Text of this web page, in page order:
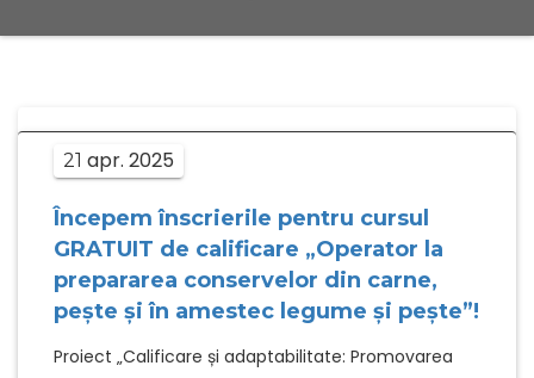
21 apr. 2025
Începem înscrierile pentru cursul
GRATUIT de calificare „Operator la
prepararea conservelor din carne,
pește și în amestec legume și pește”!
Proiect „Calificare și adaptabilitate: Promovarea